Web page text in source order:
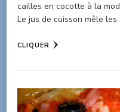
cailles en cocotte à la
Le jus de cuisson mêle les
CLIQUER